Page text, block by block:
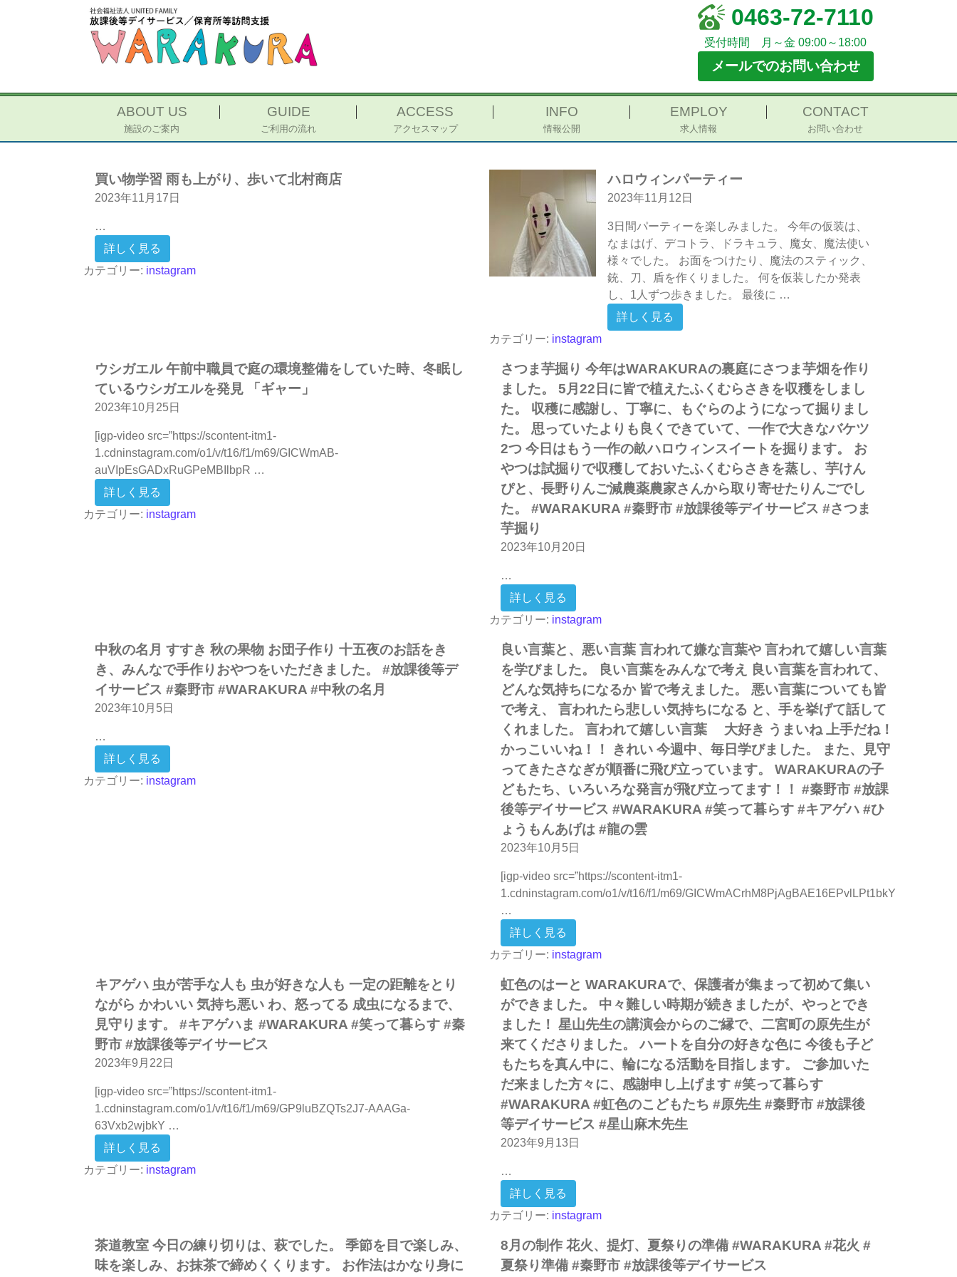
0463-72-7110
受付時間 月～金 09:00～18:00
メールでのお問い合わせ
ABOUT US
施設のご案内
GUIDE
ご利用の流れ
ACCESS
アクセスマップ
INFO
情報公開
EMPLOY
求人情報
CONTACT
お問い合わせ
買い物学習 雨も上がり、歩いて北村商店
2023年11月17日
…
詳しく見る
カテゴリー: instagram
ハロウィンパーティー
2023年11月12日
3日間パーティーを楽しみました。 今年の仮装は、
なまはげ、デコトラ、ドラキュラ、魔女、魔法使い
様々でした。 お面をつけたり、魔法のスティック、
銃、刀、盾を作くりました。 何を仮装したか発表
し、1人ずつ歩きました。 最後に …
詳しく見る
カテゴリー: instagram
ウシガエル 午前中職員で庭の環境整備をしていた時、冬眠し
ているウシガエルを発見 「ギャー」
2023年10月25日
[igp-video src=”https://scontent-itm1-
1.cdninstagram.com/o1/v/t16/f1/m69/GICWmAB-
auVIpEsGADxRuGPeMBIlbpR …
詳しく見る from ウシガエル 午前中職員で庭の環境整備をしていた時、冬眠しているウシガエルを発見 「ギャー」
カテゴリー: instagram
さつま芋掘り 今年はWARAKURAの裏庭にさつま芋畑を作り
ました。 5月22日に皆で植えたふくむらさきを収穫をしまし
た。 収穫に感謝し、丁寧に、もぐらのようになって掘りまし
た。 思っていたよりも良くできていて、一作で大きなバケツ
2つ 今日はもう一作の畝ハロウィンスイートを掘ります。 お
やつは試掘りで収穫しておいたふくむらさきを蒸し、芋けん
ぴと、長野りんご減農薬農家さんから取り寄せたりんごでし
た。 #WARAKURA #秦野市 #放課後等デイサービス #さつま
芋掘り
2023年10月20日
…
詳しく見る
カテゴリー: instagram
中秋の名月 すすき 秋の果物 お団子作り 十五夜のお話をき
き、みんなで手作りおやつをいただきました。 #放課後等デ
イサービス #秦野市 #WARAKURA #中秋の名月
2023年10月5日
…
詳しく見る from 中秋の名月 すすき 秋の果物 お団子作り 十五夜のお話をきき、みんなで手作りおやつをいただきました。 #放課後等デイサービス #秦野市
カテゴリー: instagram
良い言葉と、悪い言葉 言われて嫌な言葉や 言われて嬉しい言葉
を学びました。 良い言葉をみんなで考え 良い言葉を言われて、
どんな気持ちになるか 皆で考えました。 悪い言葉についても皆
で考え、 言われたら悲しい気持ちになる と、手を挙げて話して
くれました。 言われて嬉しい言葉 大好き うまいね️ 上手だね！
かっこいいね！！ きれい 今週中、毎日学びました。 また、見守
ってきたさなぎが順番に飛び立っています。 WARAKURAの子
どもたち、いろいろな発言が飛び立ってます！！ #秦野市 #放課
後等デイサービス #WARAKURA #笑って暮らす #キアゲハ #ひ
ょうもんあげは #龍の雲
2023年10月5日
[igp-video src=”https://scontent-itm1-
1.cdninstagram.com/o1/v/t16/f1/m69/GICWmACrhM8PjAgBAE16EPvlLPt1bkY
…
詳しく見る
カテゴリー: instagram
キアゲハ 虫が苦手な人も 虫が好きな人も 一定の距離をとり
ながら かわいい 気持ち悪い わ、怒ってる 成虫になるまで、
見守ります。 #キアゲハま #WARAKURA #笑って暮らす #秦
野市 #放課後等デイサービス
2023年9月22日
[igp-video src=”https://scontent-itm1-
1.cdninstagram.com/o1/v/t16/f1/m69/GP9luBZQTs2J7-AAAGa-
63Vxb2wjbkY …
詳しく見る from キアゲハ 虫が苦手な人も 虫が好きな人も 一定の距離をとりながら かわいい 気持ち悪い わ、怒ってる 成虫になるまで、見守ります。 #キアゲハま
カテゴリー: instagram
虹色のはーと WARAKURAで、保護者が集まって初めて集い
ができました。 中々難しい時期が続きましたが、やっとでき
ました！ 星山先生の講演会からのご縁で、二宮町の原先生が
来てくださりました。 ハートを自分の好きな色に️ 今後も子ど
もたちを真ん中に、輪になる活動を目指します。 ご参加いた
だ来ました方々に、感謝申し上げます #笑って暮らす
#WARAKURA #虹色のこどもたち #原先生 #秦野市 #放課後
等デイサービス #星山麻木先生
2023年9月13日
…
詳しく見る
カテゴリー: instagram
茶道教室 今日の練り切りは、萩でした。 季節を目で楽しみ、
味を楽しみ、お抹茶で締めくくります。 お作法はかなり身に
8月の制作 花火、提灯、夏祭りの準備 #WARAKURA #花火 #
夏祭り準備 #秦野市 #放課後等デイサービス